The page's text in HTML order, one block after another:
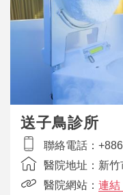
送子鳥診所
聯絡電話：
醫院地址： 新竹
醫院網站： 連結